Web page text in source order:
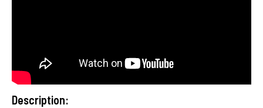
Description: